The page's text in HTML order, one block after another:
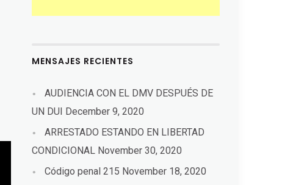
MENSAJES RECIENTES
AUDIENCIA CON EL DMV DESPUÉS DE
UN DUI December 9, 2020
ARRESTADO ESTANDO EN LIBERTAD
CONDICIONAL November 30, 2020
Código penal 215 November 18, 2020